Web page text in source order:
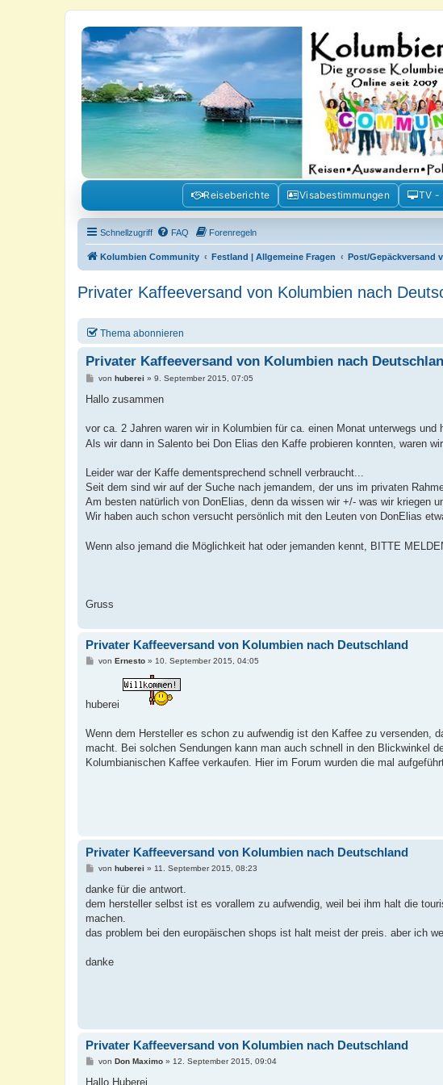
Kolumbienforum - Das grosse Forum der
Reisen, Auswandern, Kultur, Politik, Geschichte und Visum in Kolumbien und Venezuela.
Reiseberichte Visabestimmungen TV -
Schnellzugriff FAQ Forenregeln
Kolumbien Community Festland | Allgemeine Fragen Post/Gepäckversand
Privater Kaffeeversand von Kolumbien nach
Thema abonnieren
Privater Kaffeeversand von Kolumbien nach
B
i
a
von huberei » 9. September 2015, 07:05
Hallo zusammen
vor ca. 2 Jahren waren wir in Kolumbien für ca. einen Monat unterwegs
Als wir dann in Salento bei Don Elias den Kaffe probieren konnten, waren
Leider war der Kaffe dementsprechend schnell verbraucht...
Seit dem sind wir auf der Suche nach jemandem, der uns im privaten
Am besten natürlich von DonElias, denn da wissen wir +/- was wir kriegen
Wir haben auch schon versucht persönlich mit den Leuten von DonElias
Wenn also jemand die Möglichkeit hat oder jemanden kennt, BITTE
Gruss
Privater Kaffeeversand von Kolumbien nach Deutschland
B
r
a
von Ernesto» 10. September 2015, 04:05
huberei
Wenn dem Hersteller es schon zu aufwendig ist den Kaffee zu versenden,
macht. Bei solchen Sendungen kann man auch schnell in den Blickwinkel
Kolumbianischen Kaffee verkaufen. Hier im Forum wurden die mal
Privater Kaffeeversand von Kolumbien nach Deutschland
B
i
r
a
von huberei » 11. September 2015, 08:23
danke für die antwort.
dem hersteller selbst ist es vorallem zu aufwendig, weil bei ihm halt die
machen.
das problem bei den europäischen shops ist halt meist der preis. aber ich
danke
Privater Kaffeeversand von Kolumbien nach Deutschland
B
i
von Don Maximo» 12. September 2015, 09:04
Hallo Huberei